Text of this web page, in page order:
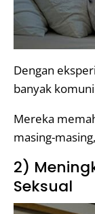
Dengan
banyak
Mereka
masing-
2)
Seksual